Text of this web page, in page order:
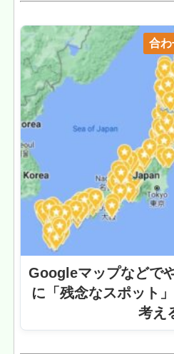
合
Googleマップなどで
に「残念なスポット
考え